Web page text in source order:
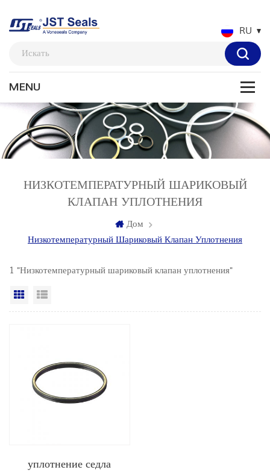
RU
НИЗКОТЕМПЕРАТУРНЫЙ ШАРИКОВЫЙ
КЛАПАН УПЛОТНЕНИЯ
Дом
Низкотемпературный Шариковый Клапан Уплотнения
1 "Низкотемпературный шариковый клапан уплотнения"
Вид сетки
уплотнение седла